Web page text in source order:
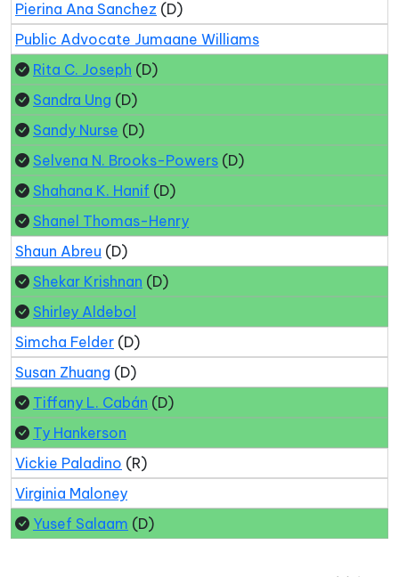
Pierina Ana Sanchez (D)
Public Advocate Jumaane Williams
Rita C. Joseph (D)
Sandra Ung (D)
Sandy Nurse (D)
Selvena N. Brooks-Powers (D)
Shahana K. Hanif (D)
Shanel Thomas-Henry
Shaun Abreu (D)
Shekar Krishnan (D)
Shirley Aldebol
Simcha Felder (D)
Susan Zhuang (D)
Tiffany L. Cabán (D)
Ty Hankerson
Vickie Paladino (R)
Virginia Maloney
Yusef Salaam (D)